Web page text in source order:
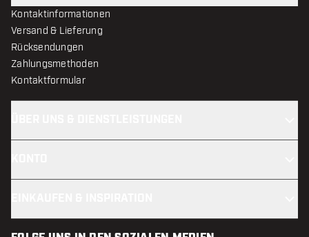
Kontaktinformationen
Versand & Lieferung
Rücksendungen
Zahlungsmethoden
Kontaktformular